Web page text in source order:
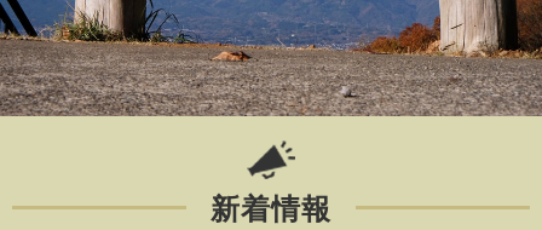
新着情報